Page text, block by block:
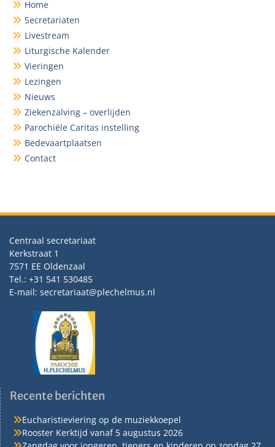
Home
Secretariaten
Livestream
Liturgische Kalender
Vieringen
Lezingen
Nieuws
Ziekenzalving – overlijden
Parochiële Caritas instelling
Bedevaartplaatsen
Contact
Centraal secretariaat
Kerkstraat 1
7571 EE Oldenzaal
Tel.: +31 541 530485
E-mail: secretariaat@plechelmus.nl
Recente berichten
Eucharistieviering op de muziekkoepel
Rooster Kerktijd vanaf 5 augustus 2026